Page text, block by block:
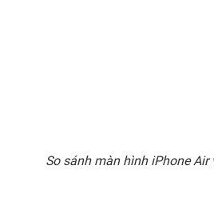
So sánh màn hình iPhone Air